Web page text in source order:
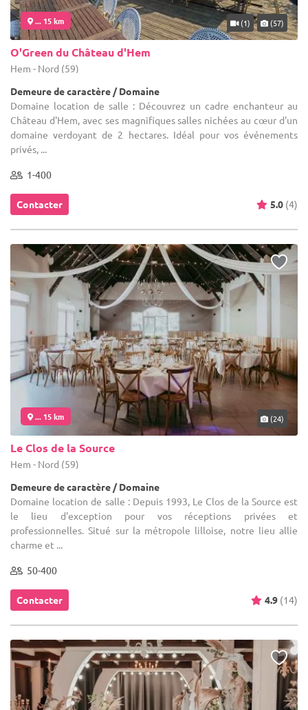
... 15 km (1) (57)
O'Green du Château d'Hem
Hem - Nord (59)
Demeure de caractère / Domaine
Domaine location de salle : Découvrez un cadre enchanteur au
Château d'Hem, avec ses magnifiques salles nichées au cœur d'un
domaine verdoyant de 2 hectares. Idéal pour vos événements
privés, ...
1-400
Contacter 5.0 (4)
... 15 km (24)
Le Clos de la Source
Hem - Nord (59)
Demeure de caractère / Domaine
Domaine location de salle : Depuis 1993, Le Clos de la Source est
le lieu d'exception pour vos réceptions privées et
professionnelles. Situé sur la métropole lilloise, notre lieu allie
charme et ...
50-400
Contacter 4.9 (14)